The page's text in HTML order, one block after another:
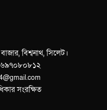
বিশ্বনাথ, সিলেট।
সংরক্ষিত